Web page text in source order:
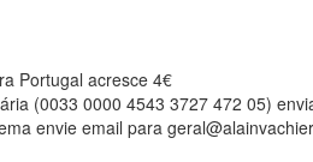
Portugal acresce 4€
(0033 0000 4543 3727 472 05)
envie email para